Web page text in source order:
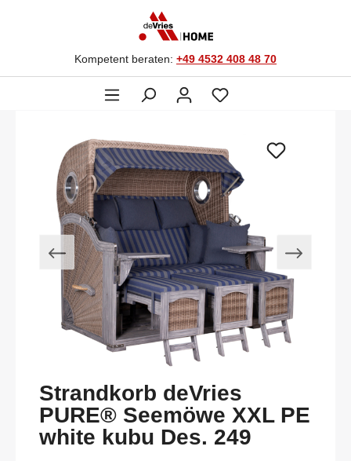
Kompetent beraten: +49 4532 408 48 70
Strandkorb deVries
PURE® Seemöwe XXL PE
white kubu Des. 249